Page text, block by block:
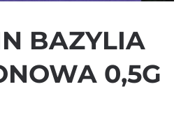
BAZYLIA
0,5G